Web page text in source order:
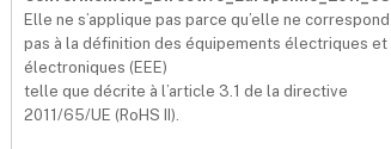
Elle ne s’applique pas parce qu’elle ne correspond
pas à la définition des équipements électriques et
électroniques (EEE)
telle que décrite à l’article 3.1 de la directive
2011/65/UE (RoHS II).